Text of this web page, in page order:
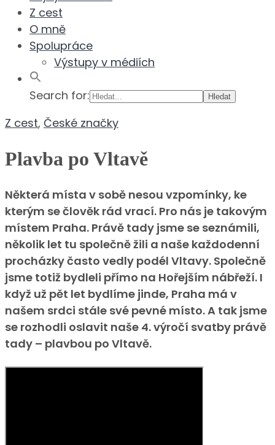
Z cest
O mně
Spolupráce
Výstupy v médiích
Search for:
Z cest, České značky
Plavba po Vltavě
Některá místa v sobě nesou vzpomínky, ke
kterým se člověk rád vrací. Pro nás je takovým
místem Praha. Právě tady jsme se seznámili,
několik let tu společně žili a naše každodenní
procházky často vedly podél Vltavy. Společně
jsme totiž bydleli přímo na Hořejším nábřeží. I
když už pět let bydlíme jinde, Praha má v
našem srdci stále své pevné místo. A tak jsme
se rozhodli oslavit naše 4. výročí svatby právě
tady – plavbou po Vltavě.